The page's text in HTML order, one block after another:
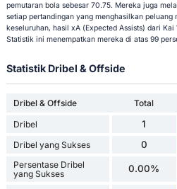
pemutaran bola sebesar 70.75. Mereka juga
setiap pertandingan yang menghasilkan
keseluruhan, hasil xA (Expected Assists) dari
Statistik ini menempatkan mereka di atas 99
Statistik Dribel & Offside
Dribel & Offside Total
Dribel
1
Dribel yang Sukses 0
Persentase Dribel
yang Sukses
0.00%